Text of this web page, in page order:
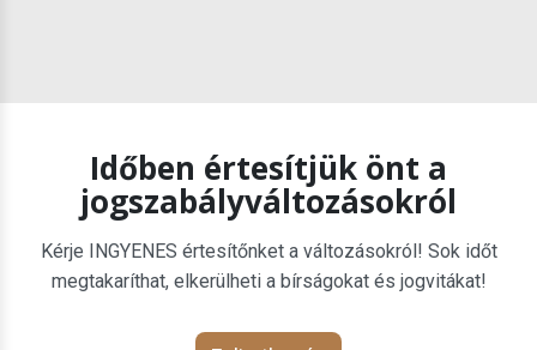
Időben értesítjük önt a
jogszabályváltozásokról
Kérje INGYENES értesítőnket a változásokról! Sok időt
megtakaríthat, elkerülheti a bírságokat és jogvitákat!